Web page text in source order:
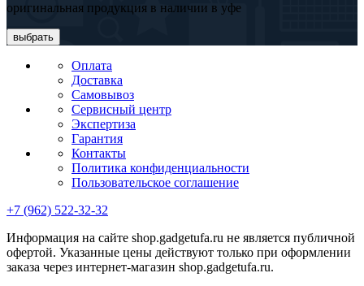
оригинальная продукция в наличии в уфе
выбрать
Оплата
Доставка
Самовывоз
Сервисный центр
Экспертиза
Гарантия
Контакты
Политика конфиденциальности
Пользовательское соглашение
+7 (962) 522-32-32
Информация на сайте shop.gadgetufa.ru не является публичной
офертой. Указанные цены действуют только при оформлении
заказа через интернет-магазин shop.gadgetufa.ru.